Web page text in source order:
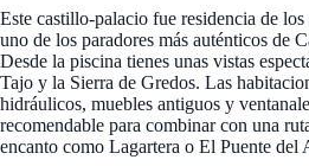
Este castillo-palacio fue residencia de
uno de los paradores más auténticos de
Desde la piscina tienes unas vistas
Tajo y la Sierra de Gredos. Las
hidráulicos, muebles antiguos y
recomendable para combinar con una
encanto como Lagartera o El Puente del